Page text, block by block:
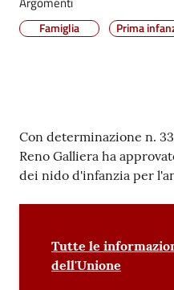
Amministrazione
Trasparente
Tutti
gli
argomenti...
Seguici
Famiglia Prima
Contenuto
Con determinazione n.
Reno Galliera ha
dei nido d'infanzia per
Tutte le
dell'Unione